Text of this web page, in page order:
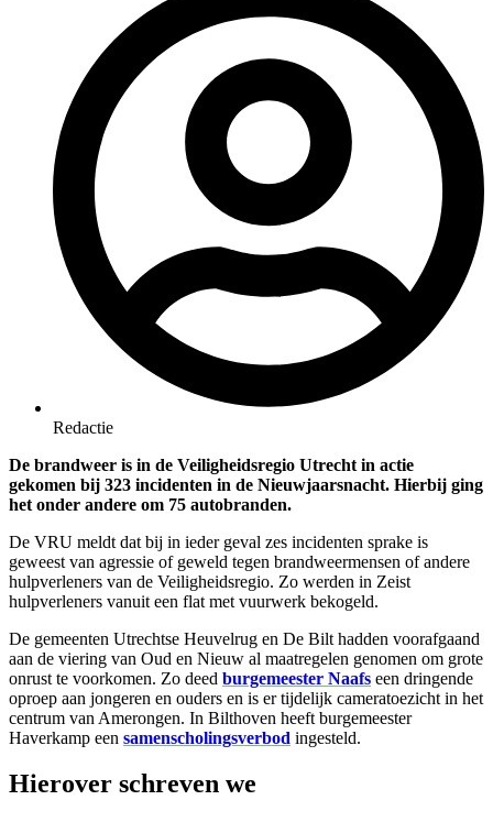
Redactie
De brandweer is in de Veiligheidsregio Utrecht in actie
gekomen bij 323 incidenten in de Nieuwjaarsnacht. Hierbij ging
het onder andere om 75 autobranden.
De VRU meldt dat bij in ieder geval zes incidenten sprake is
geweest van agressie of geweld tegen brandweermensen of andere
hulpverleners van de Veiligheidsregio. Zo werden in Zeist
hulpverleners vanuit een flat met vuurwerk bekogeld.
De gemeenten Utrechtse Heuvelrug en De Bilt hadden voorafgaand
aan de viering van Oud en Nieuw al maatregelen genomen om grote
onrust te voorkomen. Zo deed burgemeester Naafs een dringende
oproep aan jongeren en ouders en is er tijdelijk cameratoezicht in het
centrum van Amerongen. In Bilthoven heeft burgemeester
Haverkamp een samenscholingsverbod ingesteld.
Hierover schreven we